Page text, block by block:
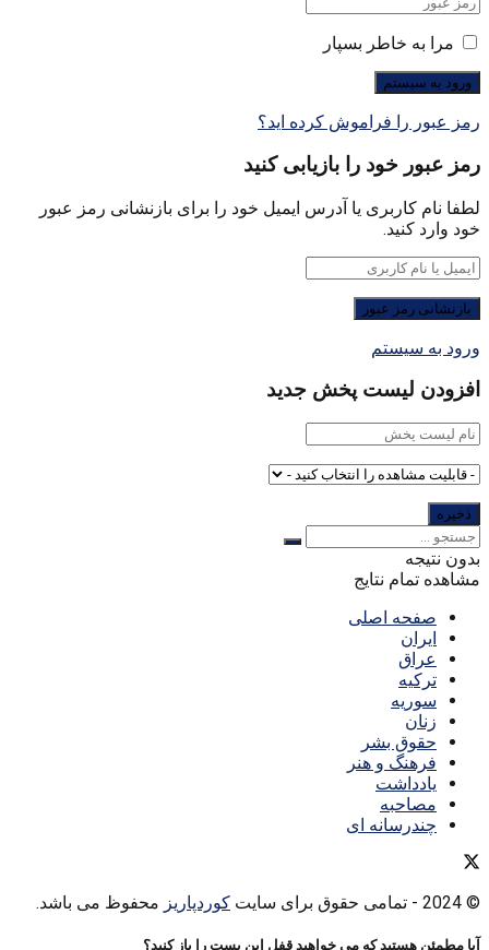
مرا به خاطر بسپار
رمز عبور را فراموش کرده اید؟
رمز عبور خود را بازیابی کنید
لطفا نام کاربری یا آدرس ایمیل خود را برای بازنشانی رمز عبور
خود وارد کنید.
ورود به سیستم
افزودن لیست پخش جدید
بدون نتیجه
مشاهده تمام نتایج
صفحه اصلی
ایران
عراق
ترکیه
سوریه
زنان
حقوق بشر
فرهنگ و هنر
یادداشت
مصاحبه
چندرسانه ای
© 2024 - تمامی حقوق برای سایت کوردپاریز محفوظ می باشد.
آیا مطمئن هستید که می خواهید قفل این پست را باز کنید؟